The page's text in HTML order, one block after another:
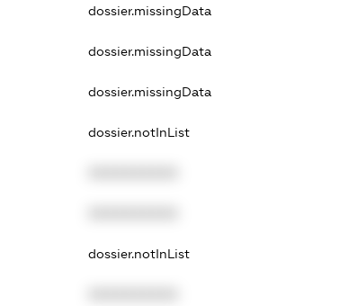
dossier.missingData
dossier.missingData
dossier.missingData
dossier.notInList
dossier.notInList